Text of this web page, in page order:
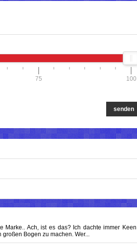
75 100
senden
Marke.. Ach, ist es das? Ich dachte immer Keen
Bogen zu machen. Wer...